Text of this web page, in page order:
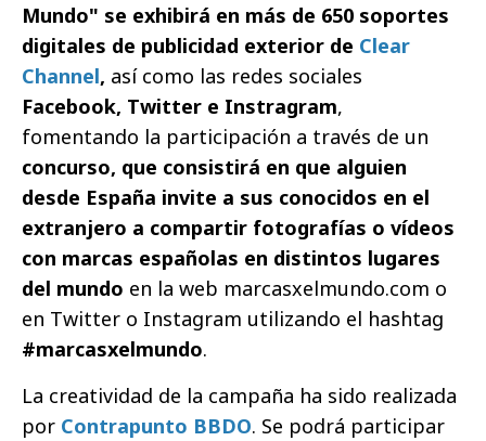
Mundo" se exhibirá en más de 650 soportes
digitales de publicidad exterior de Clear
Channel, así como las redes sociales
Facebook, Twitter e Instragram,
fomentando la participación a través de un
concurso, que consistirá en que alguien
desde España invite a sus conocidos en el
extranjero a compartir fotografías o vídeos
con marcas españolas en distintos lugares
del mundo en la web marcasxelmundo.com o
en Twitter o Instagram utilizando el hashtag
#marcasxelmundo.
La creatividad de la campaña ha sido realizada
por Contrapunto BBDO. Se podrá participar